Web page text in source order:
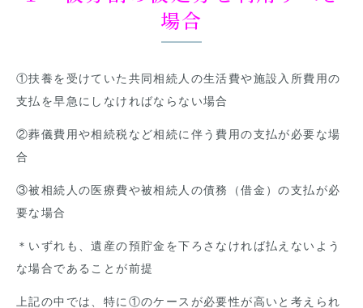
場合
①扶養を受けていた共同相続人の生活費や施設入所費用の
支払を早急にしなければならない場合
②葬儀費用や相続税など相続に伴う費用の支払が必要な場
合
③被相続人の医療費や被相続人の債務（借金）の支払が必
要な場合
＊いずれも、遺産の預貯金を下ろさなければ払えないよう
な場合であることが前提
上記の中では、特に①のケースが必要性が高いと考えられ